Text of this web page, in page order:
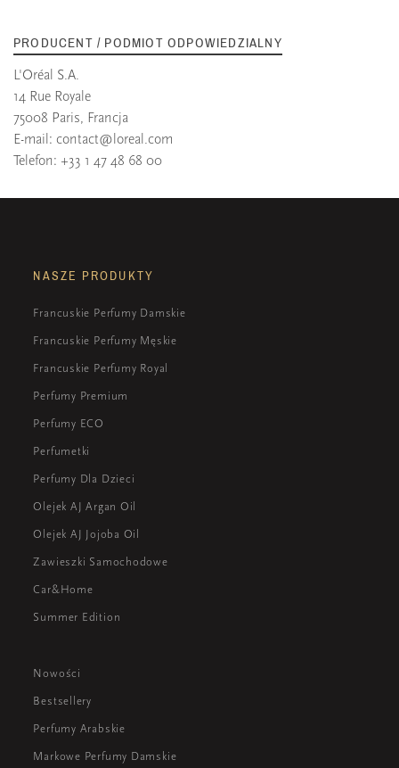
PRODUCENT / PODMIOT ODPOWIEDZIALNY
L'Oréal S.A.
14 Rue Royale
75008 Paris, Francja
E-mail: contact@loreal.com
Telefon: +33 1 47 48 68 00
NASZE PRODUKTY
Francuskie Perfumy Damskie
Francuskie Perfumy Męskie
Francuskie Perfumy Royal
Perfumy Premium
Perfumy ECO
Perfumetki
Perfumy Dla Dzieci
Olejek AJ Argan Oil
Olejek AJ Jojoba Oil
Zawieszki Samochodowe
Car&Home
Summer Edition
Nowości
Bestsellery
Perfumy Arabskie
Markowe Perfumy Damskie